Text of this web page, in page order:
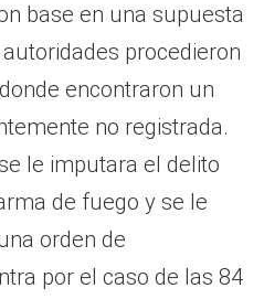
base en una supuesta
procedieron
encontraron un
no registrada.
le imputara el delito
de fuego y se le
orden de
por el caso de las 84